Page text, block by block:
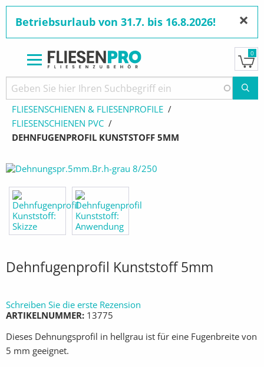
zum
Inhalt
Betriebsurlaub von 31.7. bis 16.8.2026! ×
0
Pfadnavigation
STARTSEITE
PRODUKTE
FLIESENSCHIENEN & FLIESENPROFILE
FLIESENSCHIENEN PVC
AKTUELL:
DEHNFUGENPROFIL KUNSTSTOFF 5MM
Dehnfugenprofil Kunststoff 5mm
Schreiben Sie die erste Rezension
ARTIKELNUMMER 13775
Dieses Dehnungsprofil in hellgrau ist für eine Fugenbreite von
5 mm geeignet.